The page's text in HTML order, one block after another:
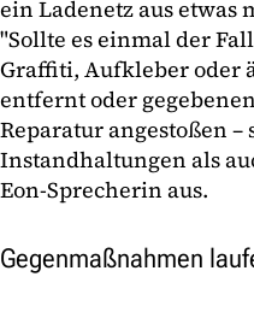
ein Ladenetz aus etwas
"Sollte es einmal der
Graffiti, Aufkleber oder
entfernt oder
Reparatur angestoßen
Instandhaltungen als
Eon-Sprecherin aus.
Gegenmaßnahmen